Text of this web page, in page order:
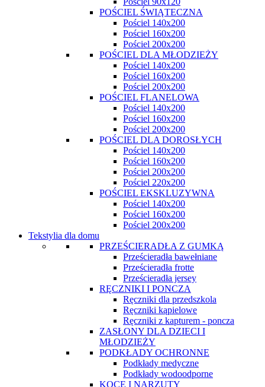
POŚCIEL ŚWIĄTECZNA
Pościel 140x200
Pościel 160x200
Pościel 200x200
POŚCIEL DLA MŁODZIEŻY
Pościel 140x200
Pościel 160x200
Pościel 200x200
POŚCIEL FLANELOWA
Pościel 140x200
Pościel 160x200
Pościel 200x200
POŚCIEL DLA DOROSŁYCH
Pościel 140x200
Pościel 160x200
Pościel 200x200
Pościel 220x200
POŚCIEL EKSKLUZYWNA
Pościel 140x200
Pościel 160x200
Pościel 200x200
Tekstylia dla domu
PRZEŚCIERADŁA Z GUMKĄ
Prześcieradła bawełniane
Prześcieradła frotte
Prześcieradła jersey
RĘCZNIKI I PONCZA
Ręczniki dla przedszkola
Ręczniki kąpielowe
Ręczniki z kapturem - poncza
ZASŁONY DLA DZIECI I
MŁODZIEŻY
PODKŁADY OCHRONNE
Podkłady medyczne
Podkłady wodoodporne
KOCE I NARZUTY